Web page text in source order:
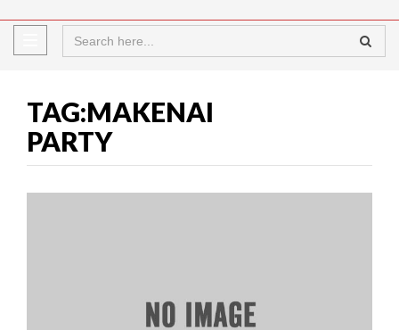
TAG:MAKENAI
PARTY